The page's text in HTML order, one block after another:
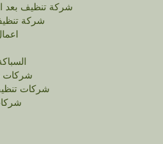
شركة تنظيف بعد
شركة
شركات
شركات